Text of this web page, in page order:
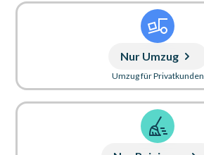
Nur Umzug
Umzug für Privatkunden